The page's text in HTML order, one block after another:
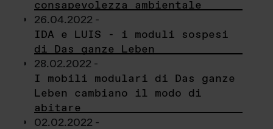
consapevolezza ambientale
26.04.2022 -
IDA e LUIS - i moduli sospesi
di Das ganze Leben
28.02.2022 -
I mobili modulari di Das ganze
Leben cambiano il modo di
abitare
02.02.2022 -